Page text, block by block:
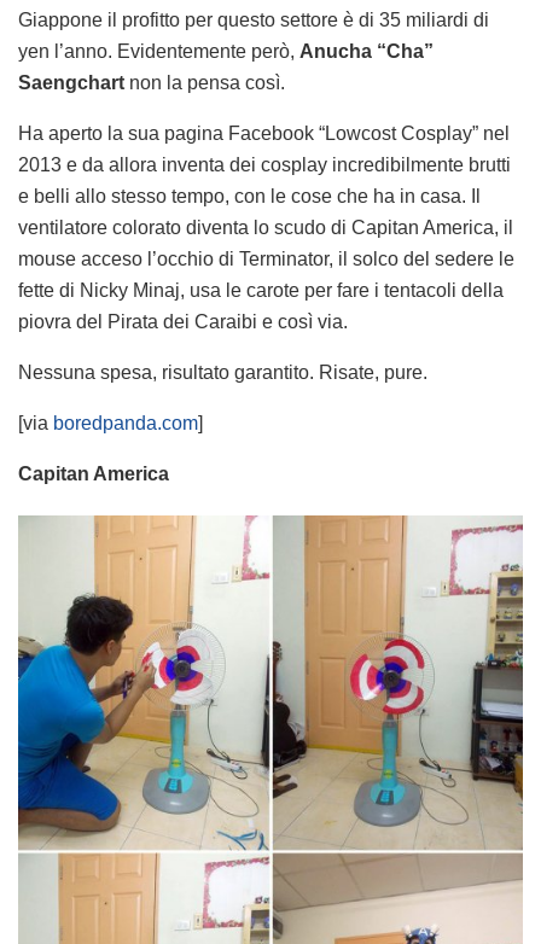
Giappone il profitto per questo settore è di 35 miliardi di
yen l’anno. Evidentemente però, Anucha “Cha”
Saengchart non la pensa così.
Ha aperto la sua pagina Facebook “Lowcost Cosplay” nel
2013 e da allora inventa dei cosplay incredibilmente brutti
e belli allo stesso tempo, con le cose che ha in casa. Il
ventilatore colorato diventa lo scudo di Capitan America, il
mouse acceso l’occhio di Terminator, il solco del sedere le
fette di Nicky Minaj, usa le carote per fare i tentacoli della
piovra del Pirata dei Caraibi e così via.
Nessuna spesa, risultato garantito. Risate, pure.
[via boredpanda.com]
Capitan America